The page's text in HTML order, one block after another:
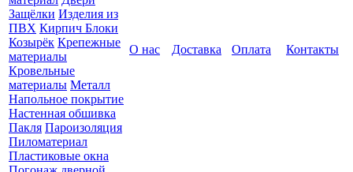
Защёлки Изделия из
ПВХ Кирпич Блоки
Козырёк Крепежные
материалы
Кровельные
материалы Металл
Напольное покрытие
Настенная обшивка
Пакля Пароизоляция
Пиломатериал
Пластиковые окна
О нас Доставка Оплата Контакты